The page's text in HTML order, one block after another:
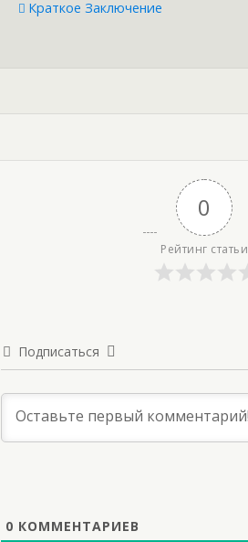
Краткое Заключение
0
Рейтинг статьи
Подписаться
0 КОММЕНТАРИЕВ